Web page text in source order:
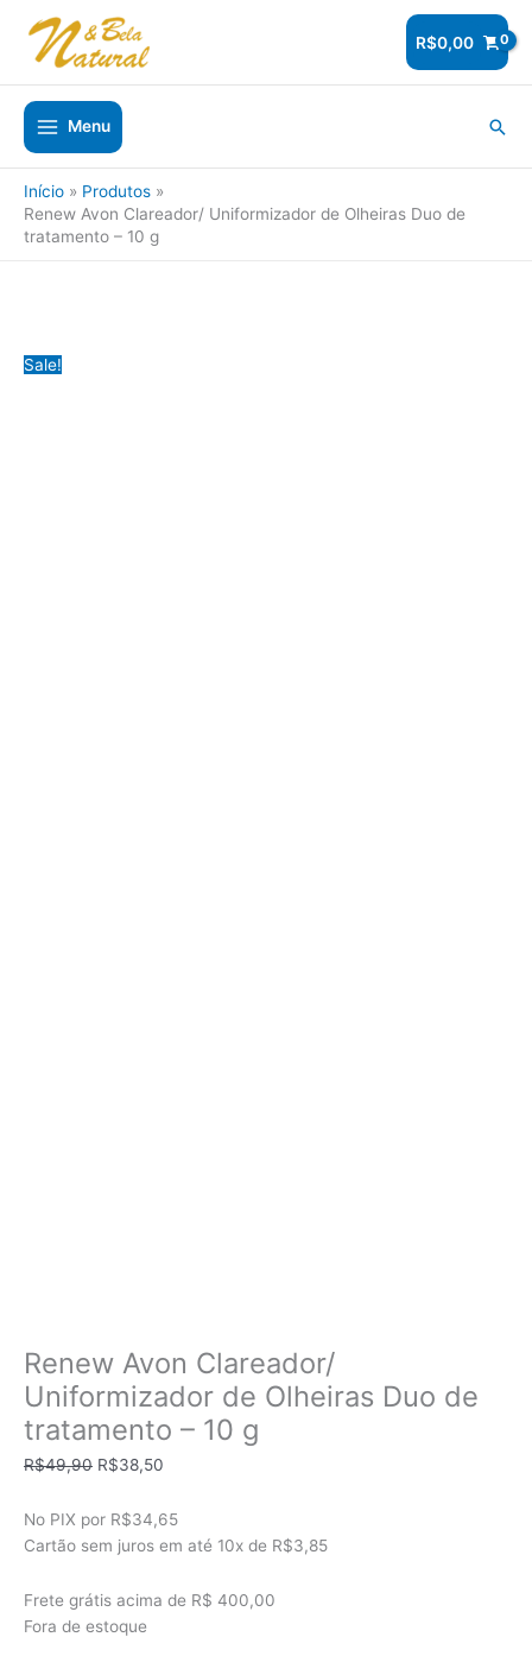
para
conteúdo
R$0,00
Menu
Início
Produtos
Renew Avon Clareador/ Uniformizador de Olheiras Duo de
tratamento – 10 g
Sale!
Renew Avon Clareador/
Uniformizador de Olheiras Duo de
tratamento – 10 g
R$49,90 O
original
era:
R$38,50
atual
é:
No PIX por R$34,65
Cartão sem juros em até 10x de R$3,85
Frete grátis acima de R$ 400,00
Fora de estoque